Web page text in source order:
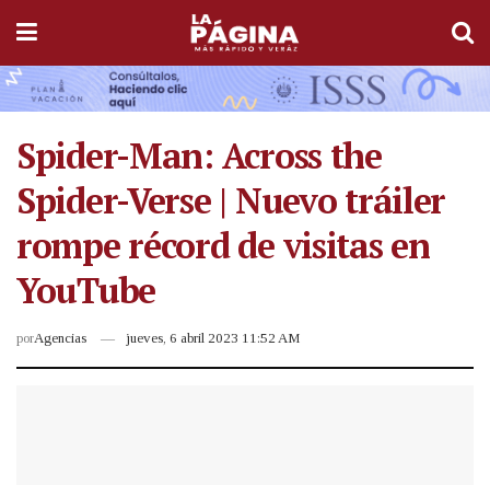
Spider-Man: Across the
Spider-Verse | Nuevo tráiler
rompe récord de visitas en
YouTube
porAgencias jueves, 6 abril 2023 11:52 AM